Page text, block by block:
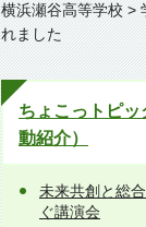
横浜瀬谷高等学校 >
れました
ちょこっトピ
動紹介）
未来共創と総
ぐ講演会